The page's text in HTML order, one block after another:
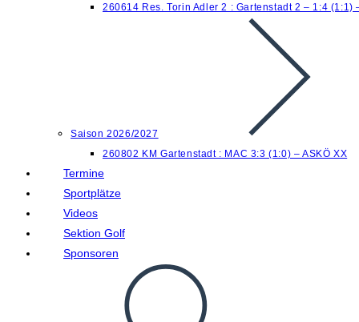
260614 Res. Torin Adler 2 : Gartenstadt 2 – 1:4 (1:1)
Saison 2026/2027
260802 KM Gartenstadt : MAC 3:3 (1:0) – ASKÖ XX
Termine
Sportplätze
Videos
Sektion Golf
Sponsoren